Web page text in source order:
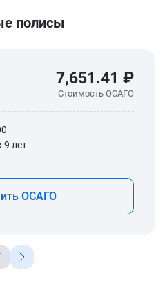
полисы
7,651.41 ₽
Стоимость ОСАГО
9 лет
ОСАГО